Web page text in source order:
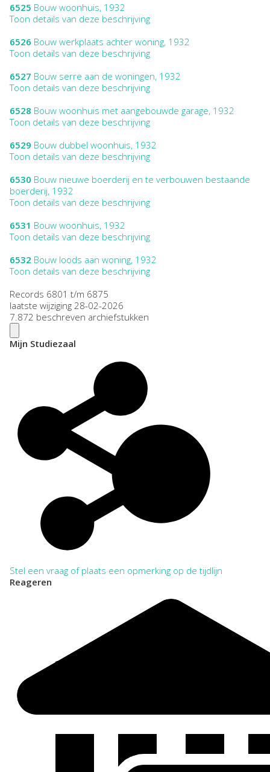
6525 Bouw woonhuis, 1932
Toon details van deze beschrijving
6526 Bouw werkplaats achter woning, 1932
Toon details van deze beschrijving
6527 Bouw serre aan de woningen, 1932
Toon details van deze beschrijving
6528 Bouw woonhuis met aangebouwde garage, 1932
Toon details van deze beschrijving
6529 Bouw dubbel woonhuis, 1932
Toon details van deze beschrijving
6530 Bouw nieuwe boerderij en te verbouwen bestaande
boerderij, 1932
Toon details van deze beschrijving
6531 Bouw woonhuis, 1932
Toon details van deze beschrijving
6532 Bouw loods aan woning, 1932
Toon details van deze beschrijving
Records 6801 t/m 6875
laatste wijziging 28-02-2026
7.872 beschreven archiefstukken
Mijn Studiezaal
Stel een vraag of plaats een opmerking op de tijdlijn
Reageren